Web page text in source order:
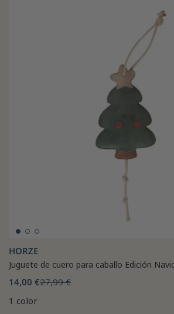
HORZE
Juguete de cuero para caballo Edición
14,00 €27,99 €
1 color